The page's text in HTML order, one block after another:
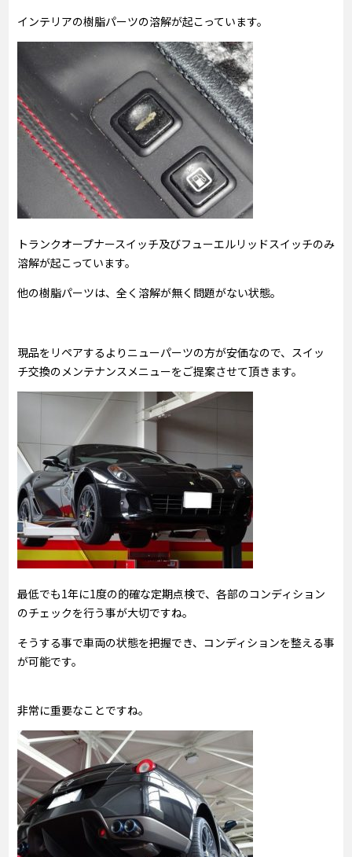
インテリアの樹脂パーツの溶解が起こっています。
トランクオープナースイッチ及びフューエルリッドスイッチのみ
溶解が起こっています。
他の樹脂パーツは、全く溶解が無く問題がない状態。
現品をリペアするよりニューパーツの方が安価なので、スイッ
チ交換のメンテナンスメニューをご提案させて頂きます。
最低でも1年に1度の的確な定期点検で、各部のコンディション
のチェックを行う事が大切ですね。
そうする事で車両の状態を把握でき、コンディションを整える事
が可能です。
非常に重要なことですね。